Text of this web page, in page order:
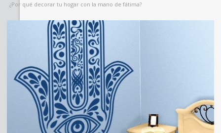
¿Por qué decorar tu hogar con la mano de fátima?